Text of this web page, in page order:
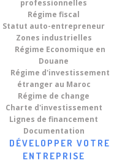
professionnelles
Régime fiscal
Statut auto-entrepreneur
Zones industrielles
Régime Economique en
Douane
Régime d'investissement
étranger au Maroc
Régime de change
Charte d'investissement
Lignes de financement
Documentation
DÉVELOPPER VOTRE
ENTREPRISE